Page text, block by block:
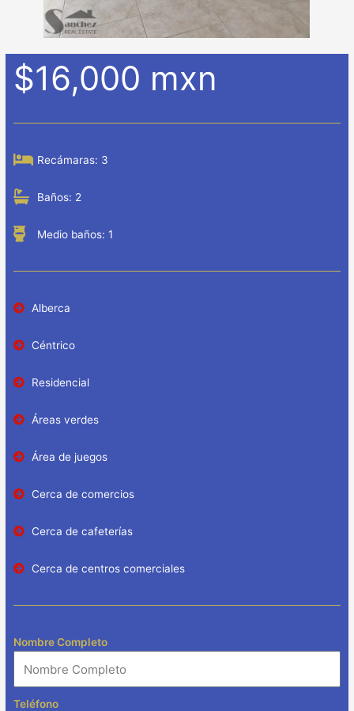
$16,000 mxn
Recámaras: 3
Baños: 2
Medio baños: 1
Alberca
Céntrico
Residencial
Áreas verdes
Área de juegos
Cerca de comercios
Cerca de cafeterías
Cerca de centros comerciales
Nombre Completo
Teléfono